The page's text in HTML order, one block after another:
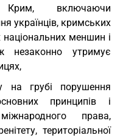
Крим, включаючи
українців, кримських
національних меншин і
незаконно утримує
на грубі порушення
принципів і
права,
територіальної